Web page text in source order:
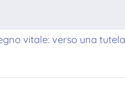
vitale: verso una